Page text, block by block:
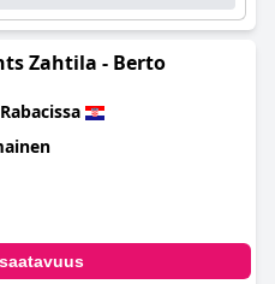
Zahtila - Berto
Rabacissa